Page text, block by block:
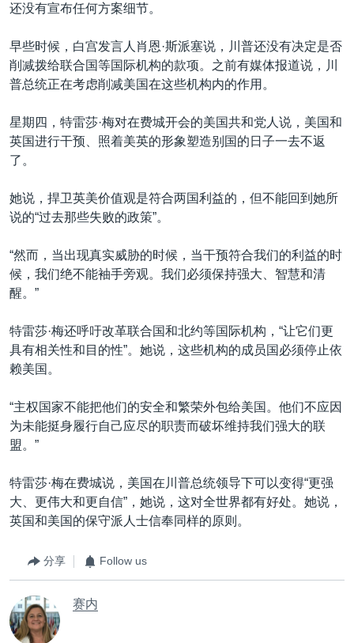
还没有宣布任何方案细节。
早些时候，白宫发言人肖恩·斯派塞说，川普还没有决定是否
削减拨给联合国等国际机构的款项。之前有媒体报道说，川
普总统正在考虑削减美国在这些机构内的作用。
星期四，特雷莎·梅对在费城开会的美国共和党人说，美国和
英国进行干预、照着美英的形象塑造别国的日子一去不返
了。
她说，捍卫英美价值观是符合两国利益的，但不能回到她所
说的“过去那些失败的政策”。
“然而，当出现真实威胁的时候，当干预符合我们的利益的时
候，我们绝不能袖手旁观。我们必须保持强大、智慧和清
醒。”
特雷莎·梅还呼吁改革联合国和北约等国际机构，“让它们更
具有相关性和目的性”。她说，这些机构的成员国必须停止依
赖美国。
“主权国家不能把他们的安全和繁荣外包给美国。他们不应因
为未能挺身履行自己应尽的职责而破坏维持我们强大的联
盟。”
特雷莎·梅在费城说，美国在川普总统领导下可以变得“更强
大、更伟大和更自信”，她说，这对全世界都有好处。她说，
英国和美国的保守派人士信奉同样的原则。
分享 Follow us
赛内